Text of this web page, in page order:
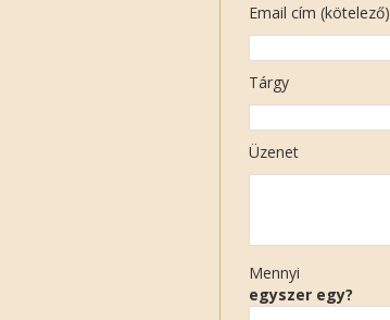
Email cím (kötelező)
Tárgy
Üzenet
Mennyi
egyszer egy?